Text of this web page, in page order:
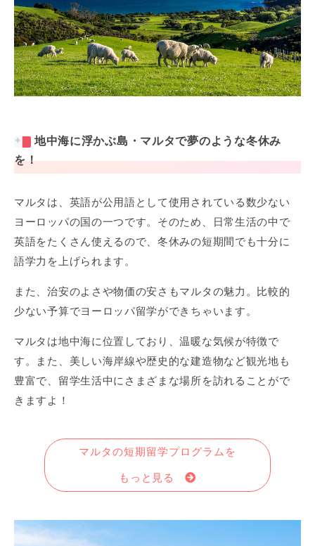
地中海に浮かぶ島・マルタで夢のような冬休み
を！
マルタは、英語が公用語として使用されている数少ない
ヨーロッパの国の一つです。そのため、日常生活の中で
英語をたくさん使えるので、冬休みの短期間でも十分に
語学力を上げられます。
また、治安のよさや物価の安さもマルタの魅力。比較的
少ない予算でヨーロッパ留学ができちゃいます。
マルタは地中海に位置しており、温暖な気候が特徴で
す。また、美しい海岸線や歴史的な建造物など観光地も
豊富で、留学生活中にさまざまな場所を訪れることがで
きますよ！
マルタの短期留学プログラムを
もっと見る